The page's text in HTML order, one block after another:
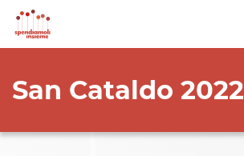
San Cataldo 2022